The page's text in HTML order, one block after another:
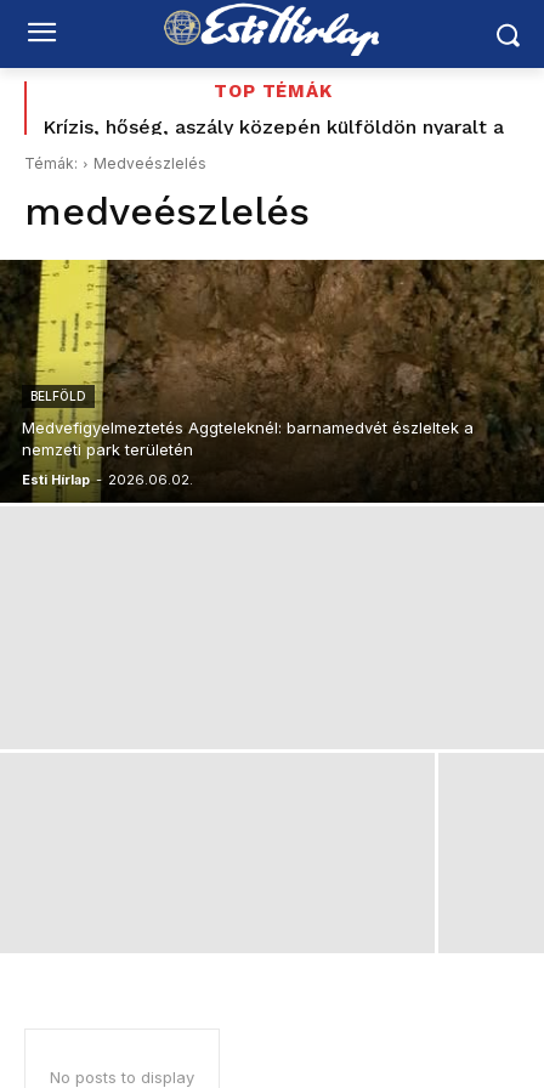
TOP TÉMÁK
Krízis, hőség, aszály közepén külföldön nyaralt a
vízügyi államtitkár? Kelemen Ágnes: „nem akarok
Felföldi József korábbi nyílt támogatója is számon
kéri Magyar Pétert: „Nem ezt ígérték”
Témák: Medveészlelés
medveészlelés
BELFÖLD
Medvefigyelmeztetés Aggteleknél: barnamedvét észleltek a
nemzeti park területén
Esti Hírlap - 2026.06.02.
No posts to display